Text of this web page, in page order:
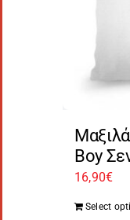
Boy
16,90€
Select